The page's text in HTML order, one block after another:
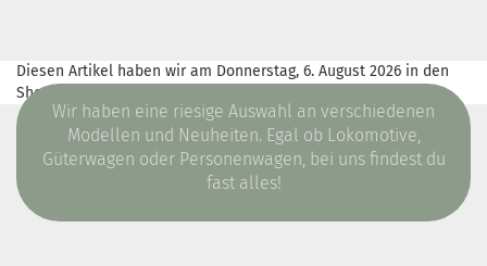
Diesen Artikel haben wir am Donnerstag, 6. August 2026 in den
Shop aufgenommen.
Wir haben eine riesige Auswahl an verschiedenen
Modellen und Neuheiten. Egal ob Lokomotive,
Güterwagen oder Personenwagen, bei uns findest du
fast alles!